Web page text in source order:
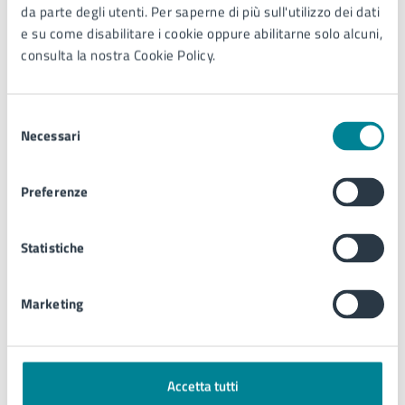
da parte degli utenti. Per saperne di più sull'utilizzo dei dati
e su come disabilitare i cookie oppure abilitarne solo alcuni,
consulta la nostra Cookie Policy.
delNecessari
Preferenze
Statistiche
Marketing
Accetta tutti
spettacoli viaggiante e circensi
Informazioni generali e regolamento allegato
DOCUMENTO ALBO PRETORIO
l’affidamento dei lavori di realizzazione della
Avviso ai sensi dell’art. 50, comma 2-bis del d.lgs.
Procedura negoziata per l’affidamento del
servizio di progettazione, allestimento ed